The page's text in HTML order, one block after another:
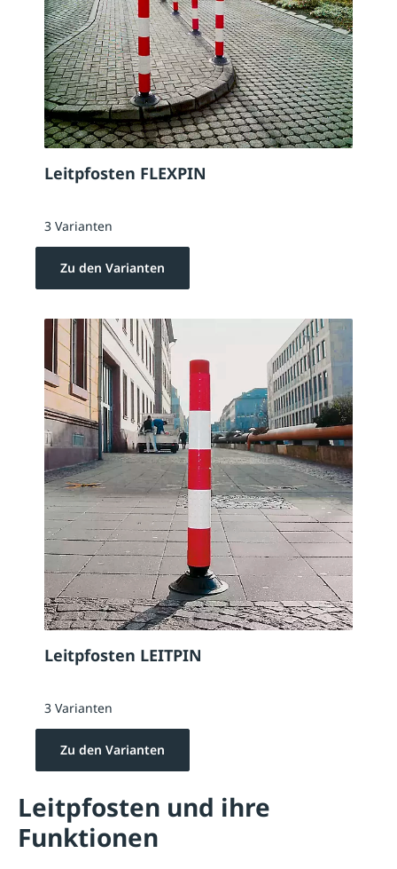
Leitpfosten FLEXPIN
3 Varianten
Zu den Varianten
Leitpfosten LEITPIN
3 Varianten
Zu den Varianten
Leitpfosten und ihre
Funktionen